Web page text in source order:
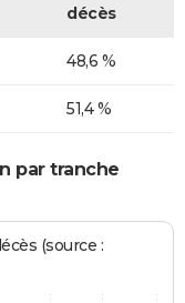
décès
48,6 %
51,4 %
par tranche
(source :